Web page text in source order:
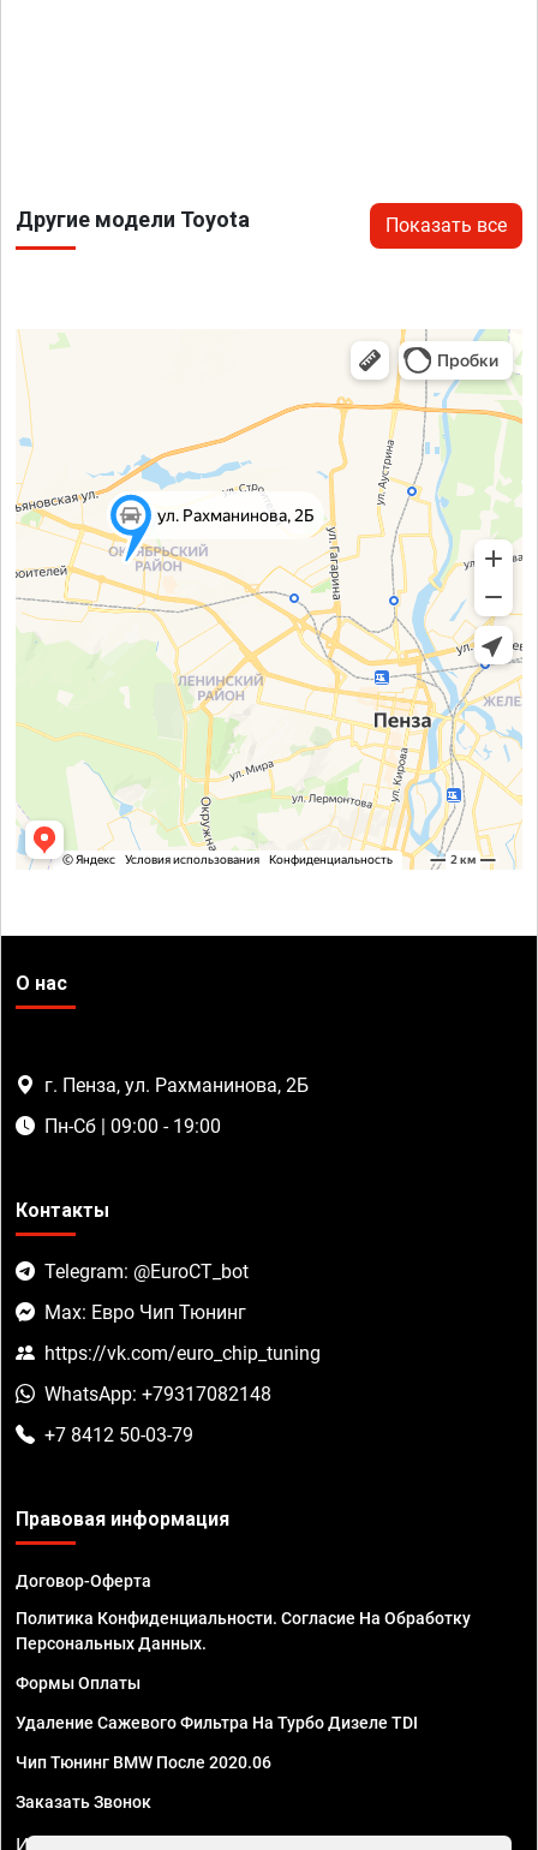
Другие модели Toyota Показать все
О нас
г. Пенза, ул. Рахманинова, 2Б
Пн-Сб | 09:00 - 19:00
Контакты
Telegram: @EuroCT_bot
Max: Евро Чип Тюнинг
https://vk.com/euro_chip_tuning
WhatsApp: +79317082148
+7 8412 50-03-79
Правовая информация
Договор-Оферта
Политика Конфиденциальности. Согласие На Обработку
Персональных Данных.
Формы Оплаты
Удаление Сажевого Фильтра На Турбо Дизеле TDI
Чип Тюнинг BMW После 2020.06
Заказать Звонок